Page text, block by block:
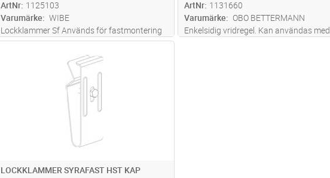
ArtNr 1125103
Varumärke
WIBE
Lockklammer Sf Används för fastmontering
av lock på Profilfäste 37.
ArtNr 1131660
Varumärke
OBO BETTERMANN
Enkelsidig vridregel. Kan användas med
Lägg i kundvagn
LOCKKLAMMER SYRAFAST HST KAP